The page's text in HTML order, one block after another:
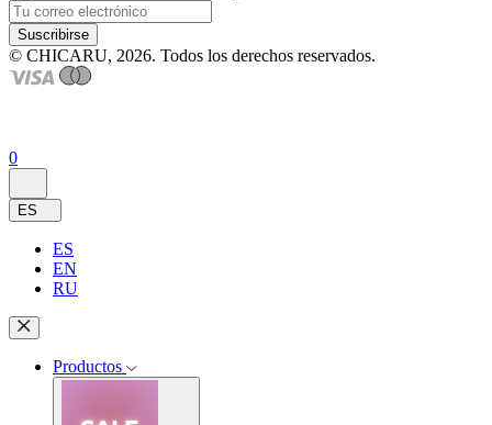
Suscribirse
© CHICARU, 2026. Todos los derechos reservados.
0
ES
ES
EN
RU
Productos